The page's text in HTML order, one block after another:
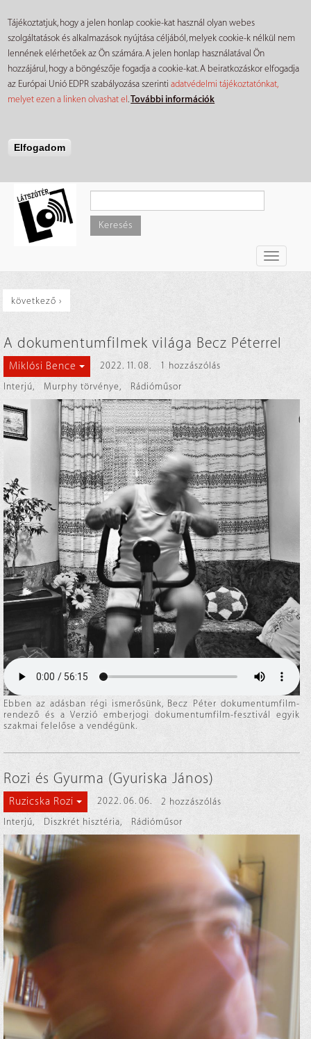
Tájékoztatjuk, hogy a jelen honlap cookie-kat használ olyan webes
szolgáltatások és alkalmazások nyújtása céljából, melyek cookie-k nélkül nem
lennének elérhetőek az Ön számára. A jelen honlap használatával Ön
hozzájárul, hogy a böngészője fogadja a cookie-kat. A beiratkozáskor elfogadja
az Európai Unió EDPR szabályozása szerintiadatvédelmi tájékoztatónkat,
melyet ezen a linken olvashat el.További információk
Elfogadom
tartalomra
Keresés
Toggle
következő ›
A dokumentumfilmek világa Becz Péterrel
Miklósi Bence 2022. 11. 08.
1 hozzászólás
Interjú, Murphy törvénye, Rádióműsor
Ebben az adásban régi ismerősünk, Becz Péter dokumentumfilm-
rendező és a Verzió emberjogi dokumentumfilm-fesztivál egyik
szakmai felelőse a vendégünk.
Rozi és Gyurma (Gyuriska János)
Ruzicska Rozi 2022. 06. 06.
2 hozzászólás
Interjú, Diszkrét hisztéria, Rádióműsor